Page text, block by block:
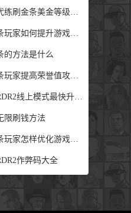
赏金职业RDR2博物大表哥2刷钱
如何提升游戏体验呢？
的方法是什么
提高荣誉值攻略技巧！
上模式最快升级生命值方法
限刷钱方法
怎样优化游戏能力？
作弊码大全